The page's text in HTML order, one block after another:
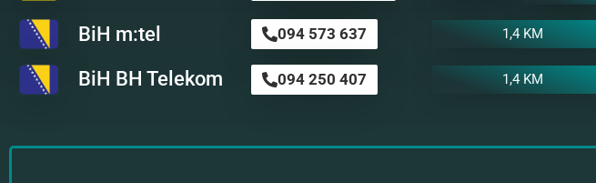
BiH m:tel 094 573 637 1,4 KM
BiH BH Telekom 094 250 407 1,4 KM